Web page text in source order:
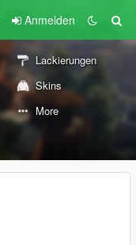
Anmelden
Lackierungen
Skins
More